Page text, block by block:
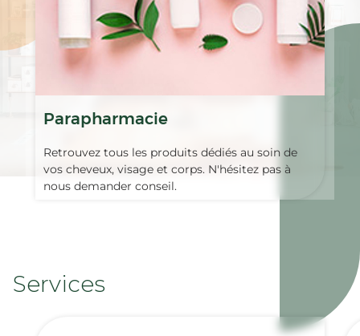
Parapharmacie
Retrouvez tous les produits dédiés au soin de
vos cheveux, visage et corps. N'hésitez pas à
nous demander conseil.
Services